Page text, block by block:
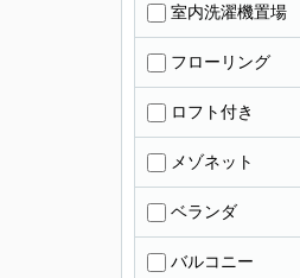
室内洗濯機置場
フローリング
ロフト付き
メゾネット
ベランダ
バルコニー